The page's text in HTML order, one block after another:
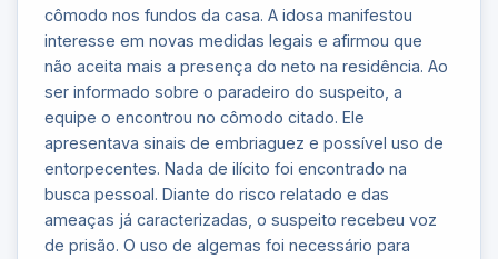
cômodo nos fundos da casa. A idosa manifestou
interesse em novas medidas legais e afirmou que
não aceita mais a presença do neto na residência. Ao
ser informado sobre o paradeiro do suspeito, a
equipe o encontrou no cômodo citado. Ele
apresentava sinais de embriaguez e possível uso de
entorpecentes. Nada de ilícito foi encontrado na
busca pessoal. Diante do risco relatado e das
ameaças já caracterizadas, o suspeito recebeu voz
de prisão. O uso de algemas foi necessário para